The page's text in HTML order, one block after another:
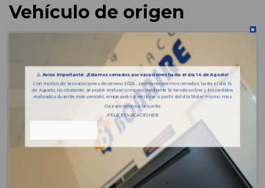
Vehículo de origen
⚠️Aviso importante: ¡Estamos cerrados por vacaciones hasta el día 14 de Agosto!
Con motivo de las vacaciones de verano 2026 , permaneceremos cerrados hasta el día 14
de Agosto, no obstante, se podrá realizar compras mediante la tienda online y los pedidos
realizados durante este periodo, empezarán a recibirse a partir del día 18 del mismo mes.
Os esperamos a la vuelta
¡FELICES VACACIONES!